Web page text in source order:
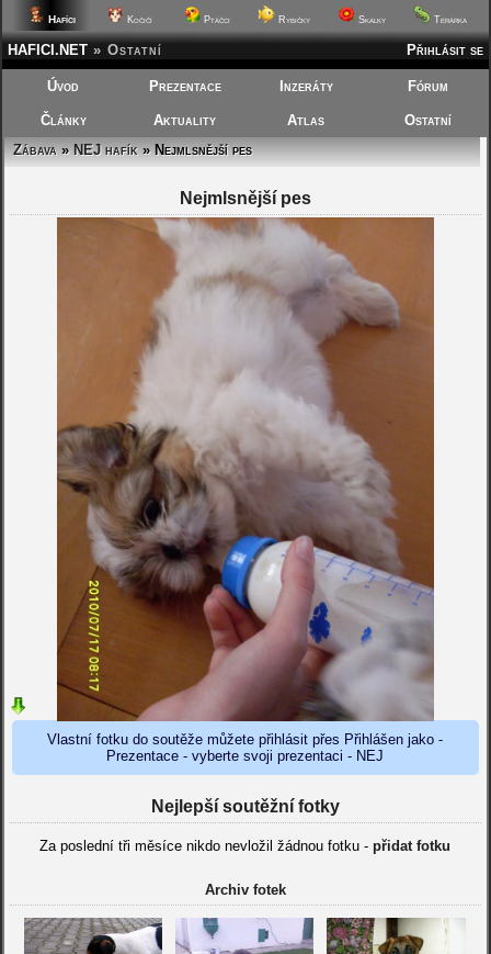
Hafíci Kočičí Ptáčci Rybičky Skalky Terárka
Přihlásit se
HAFICI.NET » Ostatní
Úvod Prezentace Inzeráty Fórum
Články Aktuality Atlas
Ostatní
Zábava»NEJ hafík» Nejmlsnější pes
Nejmlsnější pes
Vlastní fotku do soutěže můžete přihlásit přes Přihlášen jako -
Prezentace - vyberte svoji prezentaci - NEJ
Nejlepší soutěžní fotky
Za poslední tři měsíce nikdo nevložil žádnou fotku -přidat fotku
Archiv fotek